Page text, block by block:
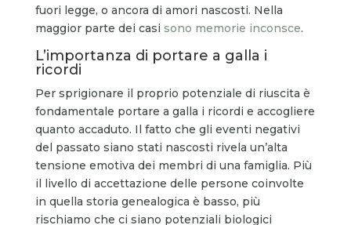
fuori legge, o ancora di amori nascosti. Nella
maggior parte dei casi sono memorie inconsce.
L’importanza di portare a galla i
ricordi
Per sprigionare il proprio potenziale di riuscita è
fondamentale portare a galla i ricordi e accogliere
quanto accaduto. Il fatto che gli eventi negativi
del passato siano stati nascosti rivela un’alta
tensione emotiva dei membri di una famiglia. Più
il livello di accettazione delle persone coinvolte
in quella storia genealogica è basso, più
rischiamo che ci siano potenziali biologici